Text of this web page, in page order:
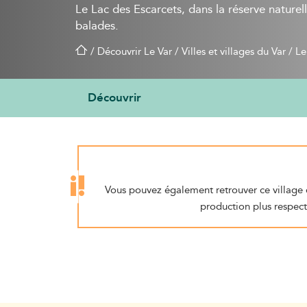
Le Lac des Escarcets, dans la réserve
balades.
/ Découvrir Le Var/Villes et villages du Var/
Découvrir
Vous pouvez également retrouver ce
production plus